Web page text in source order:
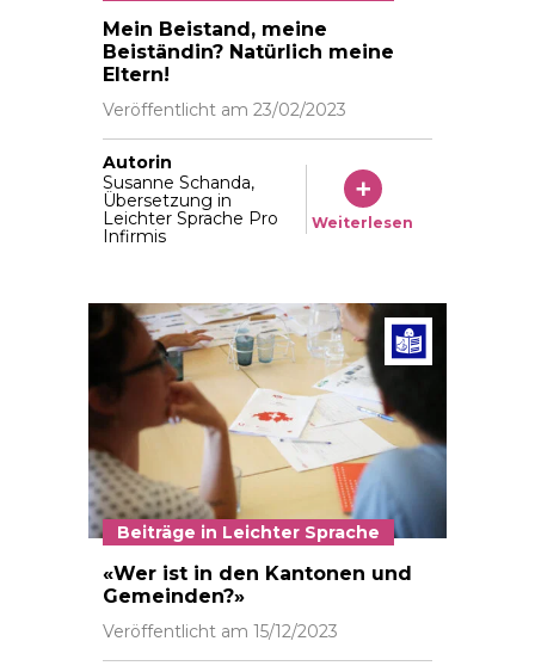
«Ich bin die Beiständin von Sarah. Bevor wir eine
Mein Beistand, meine
Beiständin? Natürlich meine
Eltern!
Veröffentlicht am 23/02/2023
Autorin
Susanne Schanda,
Übersetzung in
Leichter Sprache Pro
Infirmis
Weiterlesen
Ateier de
Beiträge in Leichter Sprache
«Wer ist in den Kantonen und
Gemeinden?»
Veröffentlicht am 15/12/2023